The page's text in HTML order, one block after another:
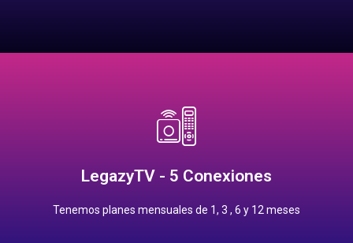
LegazyTV - 5 Conexiones
Tenemos planes mensuales de 1, 3 , 6 y 12 meses
Precios Planes Mensuales
1 meses: $250.00 pesos
Contrata